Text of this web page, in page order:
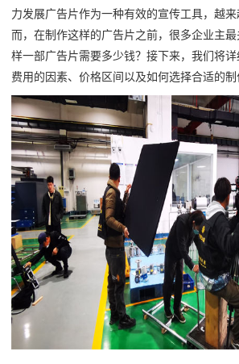
力发展广告片作为一种有效的宣传工具，越
而，在制作这样的广告片之前，很多企业主
样一部广告片需要多少钱？接下来，我们将
费用的因素、价格区间以及如何选择合适的制